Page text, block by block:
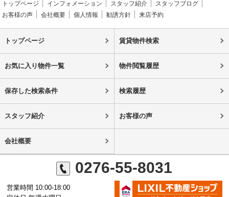
トップページ インフォメーション スタッフ紹介
スタッフブログ
お客様の声
会社概要 個人情報 勧誘方針 来店予約
トップページ 賃貸物件検索
お気に入り物件一覧 物件閲覧履歴
保存した検索条件 検索履歴
スタッフ紹介 お客様の声
会社概要
0276-55-8031
営業時間 10:00-18:00